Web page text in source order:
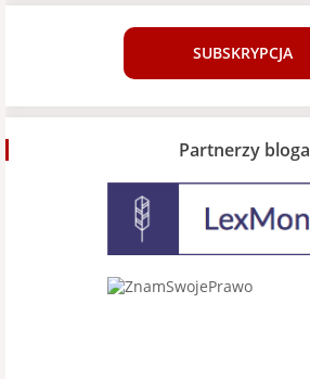
SUBSKRYPCJA
Partnerzy bloga